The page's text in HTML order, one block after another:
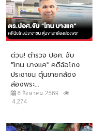
ด่วน! ตำรวจ ปอศ. จับ
"โทน บางแค" คดีฉ้อโกง
ประชาชน ตุ๋นขายกล้อง
ส่องพระ...
6 สิงหาคม 2569
4,274